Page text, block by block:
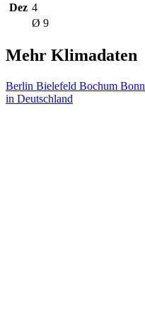
Dez 4
Ø 9
Mehr Klimadaten
Berlin Bielefeld Bochum Bonn
in Deutschland